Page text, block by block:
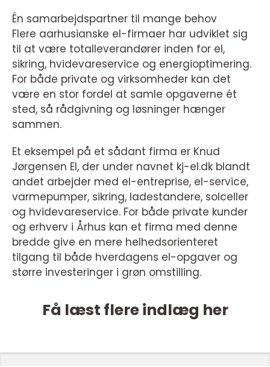
Én samarbejdspartner til mange behov
Flere aarhusianske el-firmaer har udviklet sig
til at være totalleverandører inden for el,
sikring, hvidevareservice og energioptimering.
For både private og virksomheder kan det
være en stor fordel at samle opgaverne ét
sted, så rådgivning og løsninger hænger
sammen.
Et eksempel på et sådant firma er Knud
Jørgensen El, der under navnet kj-el.dk blandt
andet arbejder med el-entreprise, el-service,
varmepumper, sikring, ladestandere, solceller
og hvidevareservice. For både private kunder
og erhverv i Århus kan et firma med denne
bredde give en mere helhedsorienteret
tilgang til både hverdagens el-opgaver og
større investeringer i grøn omstilling.
Få læst flere indlæg her